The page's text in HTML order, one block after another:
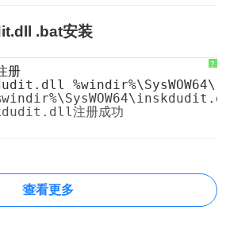
.bat安装
?
册
%windir%\SysWOW64\
注册成功
查看更多